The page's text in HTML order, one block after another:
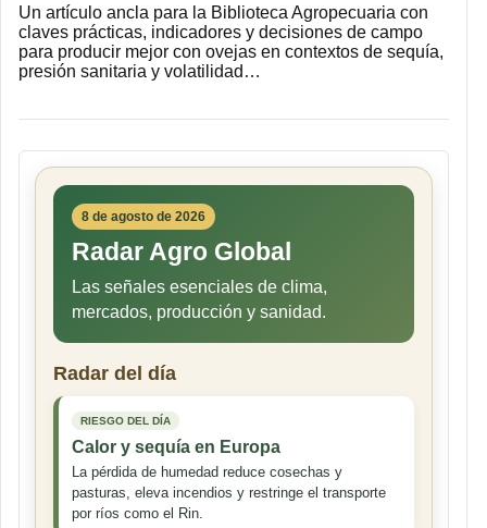
Un artículo ancla para la Biblioteca Agropecuaria con
claves prácticas, indicadores y decisiones de campo
para producir mejor con ovejas en contextos de sequía,
presión sanitaria y volatilidad…
8 de agosto de 2026
Radar Agro Global
Las señales esenciales de clima,
mercados, producción y sanidad.
Radar del día
RIESGO DEL DÍA
Calor y sequía en Europa
La pérdida de humedad reduce cosechas y
pasturas, eleva incendios y restringe el transporte
por ríos como el Rin.